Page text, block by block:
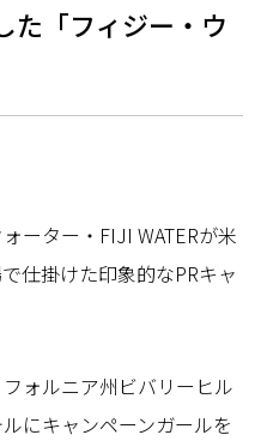
た「フィジー・ウ
ーター・FIJI WATERが米
仕掛けた印象的なPRキャ
ォルニア州ビバリーヒル
にキャンペーンガールを